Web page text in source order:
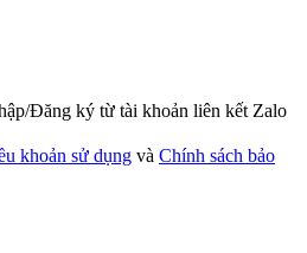
Đăng ký từ tài khoản liên kết Zalo
khoản sử dụng và Chính sách bảo